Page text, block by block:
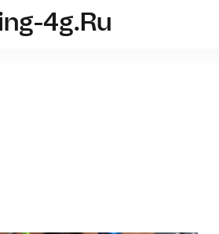
videokarta-msi-gtx-970-gaming-
4g.ru